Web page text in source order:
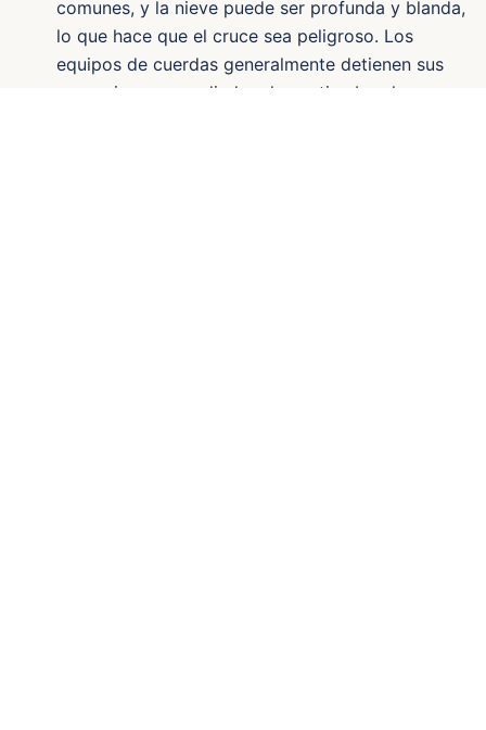
comunes, y la nieve puede ser profunda y blanda,
lo que hace que el cruce sea peligroso. Los
equipos de cuerdas generalmente detienen sus
operaciones a mediados de septiembre, lo que